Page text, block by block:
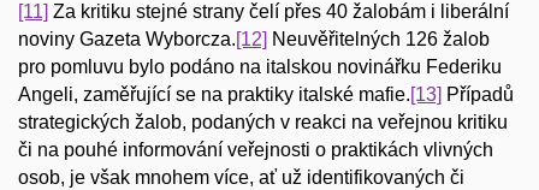
[11] Za kritiku stejné strany čelí přes 40 žalobám i liberální
noviny Gazeta Wyborcza.[12] Neuvěřitelných 126 žalob
pro pomluvu bylo podáno na italskou novinářku Federiku
Angeli, zaměřující se na praktiky italské mafie.[13] Případů
strategických žalob, podaných v reakci na veřejnou kritiku
či na pouhé informování veřejnosti o praktikách vlivných
osob, je však mnohem více, ať už identifikovaných či